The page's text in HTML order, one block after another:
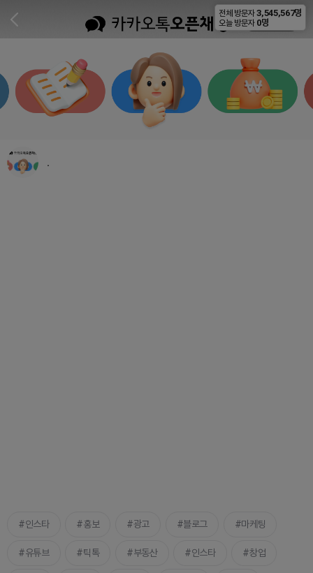
비공개
.
인스타 홍보 광고 블로그 마케팅
유튜브 틱톡 부동산 인스타 창업
전체 방문자 3,545,567명
오늘 방문자 0명